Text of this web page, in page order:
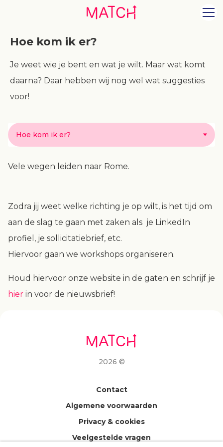
Hoe kom ik er?
Je weet wie je bent en wat je wilt. Maar wat komt
daarna? Daar hebben wij nog wel wat suggesties
voor!
Hoe kom ik er?
Vele wegen leiden naar Rome.
Zodra jij weet welke richting je op wilt, is het tijd om
aan de slag te gaan met zaken als je LinkedIn
profiel, je sollicitatiebrief, etc.
Hiervoor gaan we workshops organiseren.
Houd hiervoor onze website in de gaten en schrijf je
hier in voor de nieuwsbrief!
2026 ©
Contact
Algemene voorwaarden
Privacy & cookies
Veelgestelde vragen